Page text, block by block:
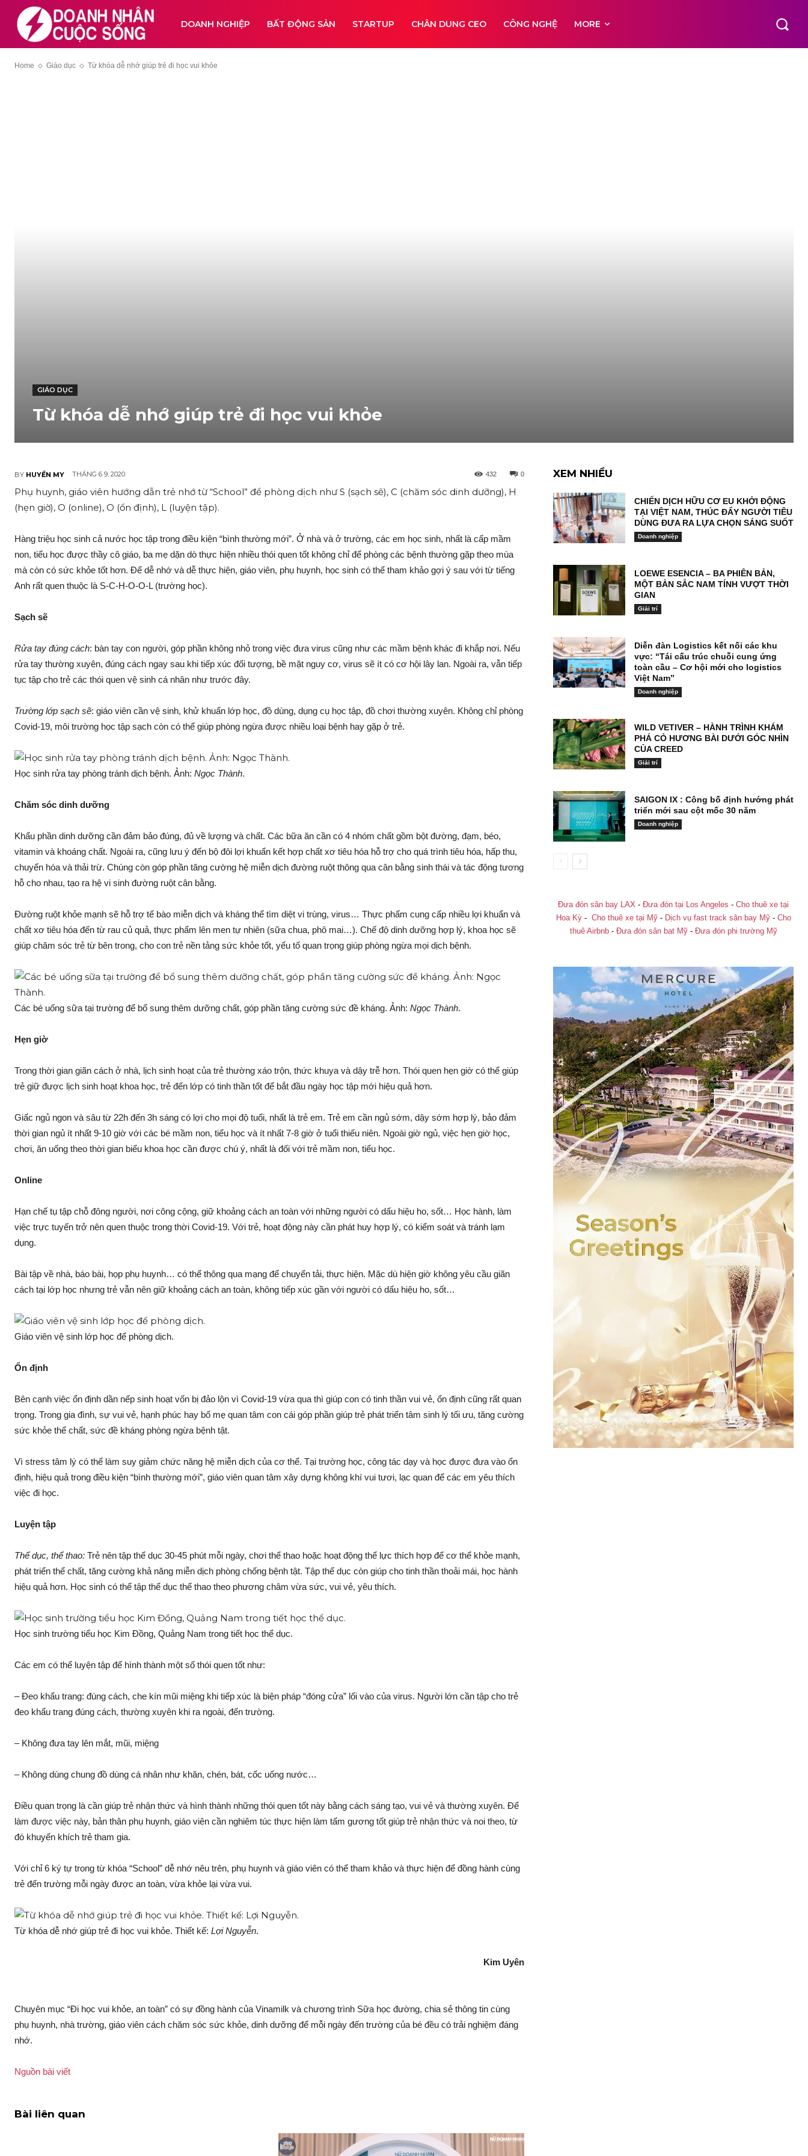
DOANH NGHIỆP BẤT ĐỘNG SẢN STARTUP CHÂN DUNG CEO CÔNG NGHỆ MORE
Home Giáo dục Từ khóa dễ nhớ giúp trẻ đi học vui khỏe
GIÁO DỤC
Từ khóa dễ nhớ giúp trẻ đi học vui khỏe
BY HUYỀN MY THÁNG 6 9, 2020 0
432
Phụ huynh, giáo viên hướng dẫn trẻ nhớ từ “School” để phòng dịch như S (sạch sẽ), C (chăm sóc dinh dưỡng), H
(hẹn giờ), O (online), O (ổn định), L (luyện tập).
Hàng triệu học sinh cả nước học tập trong điều kiện “bình thường mới”. Ở nhà và ở trường, các em học sinh, nhất là cấp mầm
non, tiểu học được thầy cô giáo, ba mẹ dặn dò thực hiện nhiều thói quen tốt không chỉ để phòng các bệnh thường gặp theo mùa
mà còn có sức khỏe tốt hơn. Để dễ nhớ và dễ thực hiện, giáo viên, phụ huynh, học sinh có thể tham khảo gợi ý sau với từ tiếng
Anh rất quen thuộc là S-C-H-O-O-L (trường học).
Sạch sẽ
Rửa tay đúng cách: bàn tay con người, góp phần không nhỏ trong việc đưa virus cũng như các mầm bệnh khác đi khắp nơi. Nếu
rửa tay thường xuyên, đúng cách ngay sau khi tiếp xúc đối tượng, bề mặt nguy cơ, virus sẽ ít có cơ hội lây lan. Ngoài ra, vẫn tiếp
tục tập cho trẻ các thói quen vệ sinh cá nhân như trước đây.
Trường lớp sạch sẽ: giáo viên cần vệ sinh, khử khuẩn lớp học, đồ dùng, dụng cụ học tập, đồ chơi thường xuyên. Không chỉ phòng
Covid-19, môi trường học tập sạch còn có thể giúp phòng ngừa được nhiều loại bệnh hay gặp ở trẻ.
Học sinh rửa tay phòng tránh dịch bệnh. Ảnh: Ngọc Thành.
Chăm sóc dinh dưỡng
Khẩu phần dinh dưỡng cần đảm bảo đúng, đủ về lượng và chất. Các bữa ăn cần có 4 nhóm chất gồm bột đường, đạm, béo,
vitamin và khoáng chất. Ngoài ra, cũng lưu ý đến bộ đôi lợi khuẩn kết hợp chất xơ tiêu hóa hỗ trợ cho quá trình tiêu hóa, hấp thu,
chuyển hóa và thải trừ. Chúng còn góp phần tăng cường hệ miễn dịch đường ruột thông qua cân bằng sinh thái và tác động tương
hỗ cho nhau, tạo ra hệ vi sinh đường ruột cân bằng.
Đường ruột khỏe mạnh sẽ hỗ trợ tế bào miễn dịch và kháng thể tìm diệt vi trùng, virus… Thực phẩm cung cấp nhiều lợi khuẩn và
chất xơ tiêu hóa đến từ rau củ quả, thực phẩm lên men tự nhiên (sữa chua, phô mai…). Chế độ dinh dưỡng hợp lý, khoa học sẽ
giúp chăm sóc trẻ từ bên trong, cho con trẻ nền tảng sức khỏe tốt, yếu tố quan trọng giúp phòng ngừa mọi dịch bệnh.
Các bé uống sữa tại trường để bổ sung thêm dưỡng chất, góp phần tăng cường sức đề kháng. Ảnh: Ngọc Thành.
Hẹn giờ
Trong thời gian giãn cách ở nhà, lịch sinh hoạt của trẻ thường xáo trộn, thức khuya và dậy trễ hơn. Thói quen hẹn giờ có thể giúp
trẻ giữ được lịch sinh hoạt khoa học, trẻ đến lớp có tinh thần tốt để bắt đầu ngày học tập mới hiệu quả hơn.
Giấc ngủ ngon và sâu từ 22h đến 3h sáng có lợi cho mọi độ tuổi, nhất là trẻ em. Trẻ em cần ngủ sớm, dậy sớm hợp lý, bảo đảm
thời gian ngủ ít nhất 9-10 giờ với các bé mầm non, tiểu học và ít nhất 7-8 giờ ở tuổi thiếu niên. Ngoài giờ ngủ, việc hẹn giờ học,
chơi, ăn uống theo thời gian biểu khoa học cần được chú ý, nhất là đối với trẻ mầm non, tiểu học.
Online
Hạn chế tụ tập chỗ đông người, nơi công cộng, giữ khoảng cách an toàn với những người có dấu hiệu ho, sốt… Học hành, làm
việc trực tuyến trở nên quen thuộc trong thời Covid-19. Với trẻ, hoạt động này cần phát huy hợp lý, có kiểm soát và tránh lạm
dụng.
Bài tập về nhà, báo bài, họp phụ huynh… có thể thông qua mạng để chuyển tải, thực hiện. Mặc dù hiện giờ không yêu cầu giãn
cách tại lớp học nhưng trẻ vẫn nên giữ khoảng cách an toàn, không tiếp xúc gần với người có dấu hiệu ho, sốt…
Giáo viên vệ sinh lớp học để phòng dịch.
Ổn định
Bên cạnh việc ổn định dần nếp sinh hoạt vốn bị đảo lộn vì Covid-19 vừa qua thì giúp con có tinh thần vui vẻ, ổn định cũng rất quan
trọng. Trong gia đình, sự vui vẻ, hạnh phúc hay bố mẹ quan tâm con cái góp phần giúp trẻ phát triển tâm sinh lý tối ưu, tăng cường
sức khỏe thể chất, sức đề kháng phòng ngừa bệnh tật.
Vì stress tâm lý có thể làm suy giảm chức năng hệ miễn dịch của cơ thể. Tại trường học, công tác dạy và học được đưa vào ổn
định, hiệu quả trong điều kiện “bình thường mới”, giáo viên quan tâm xây dựng không khí vui tươi, lạc quan để các em yêu thích
việc đi học.
Luyện tập
Thể dục, thể thao: Trẻ nên tập thể dục 30-45 phút mỗi ngày, chơi thể thao hoặc hoạt động thể lực thích hợp để cơ thể khỏe mạnh,
phát triển thể chất, tăng cường khả năng miễn dịch phòng chống bệnh tật. Tập thể dục còn giúp cho tinh thần thoải mái, học hành
hiệu quả hơn. Học sinh có thể tập thể dục thể thao theo phương châm vừa sức, vui vẻ, yêu thích.
Học sinh trường tiểu học Kim Đồng, Quảng Nam trong tiết học thể dục.
Các em có thể luyện tập để hình thành một số thói quen tốt như:
– Đeo khẩu trang: đúng cách, che kín mũi miệng khi tiếp xúc là biện pháp “đóng cửa” lối vào của virus. Người lớn cần tập cho trẻ
đeo khẩu trang đúng cách, thường xuyên khi ra ngoài, đến trường.
– Không đưa tay lên mắt, mũi, miệng
– Không dùng chung đồ dùng cá nhân như khăn, chén, bát, cốc uống nước…
Điều quan trọng là cần giúp trẻ nhận thức và hình thành những thói quen tốt này bằng cách sáng tạo, vui vẻ và thường xuyên. Để
làm được việc này, bản thân phụ huynh, giáo viên cần nghiêm túc thực hiện làm tấm gương tốt giúp trẻ nhận thức và noi theo, từ
đó khuyến khích trẻ tham gia.
Với chỉ 6 ký tự trong từ khóa “School” dễ nhớ nêu trên, phụ huynh và giáo viên có thể tham khảo và thực hiện để đồng hành cùng
trẻ đến trường mỗi ngày được an toàn, vừa khỏe lại vừa vui.
Từ khóa dễ nhớ giúp trẻ đi học vui khỏe. Thiết kế: Lợi Nguyễn.
Kim Uyên
Chuyên mục “Đi học vui khỏe, an toàn” có sự đồng hành của Vinamilk và chương trình Sữa học đường, chia sẻ thông tin cùng
phụ huynh, nhà trường, giáo viên cách chăm sóc sức khỏe, dinh dưỡng để mỗi ngày đến trường của bé đều có trải nghiệm đáng
nhớ.
Nguồn bài viết
Bài liên quan
XEM NHIỀU
CHIẾN DỊCH HỮU CƠ EU KHỞI ĐỘNG
TẠI VIỆT NAM, THÚC ĐẨY NGƯỜI TIÊU
DÙNG ĐƯA RA LỰA CHỌN SÁNG SUỐT
Doanh nghiệp
LOEWE ESENCIA – BA PHIÊN BẢN,
MỘT BẢN SẮC NAM TÍNH VƯỢT THỜI
GIAN
Giải trí
Diễn đàn Logistics kết nối các khu
vực: “Tái cấu trúc chuỗi cung ứng
toàn cầu – Cơ hội mới cho logistics
Việt Nam”
Doanh nghiệp
WILD VETIVER – HÀNH TRÌNH KHÁM
PHÁ CỎ HƯƠNG BÀI DƯỚI GÓC NHÌN
CỦA CREED
Giải trí
SAIGON IX : Công bố định hướng phát
triển mới sau cột mốc 30 năm
Doanh nghiệp
Đưa đón sân bay LAX - Đưa đón tại Los Angeles - Cho thuê xe tại
Hoa Kỳ- Cho thuê xe tại Mỹ- Dịch vụ fast track sân bay Mỹ- Cho
thuê Airbnb- Đưa đón sân bat Mỹ- Đưa đón phi trường Mỹ